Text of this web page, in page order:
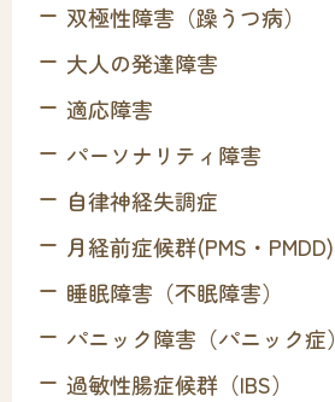
双極性障害（躁うつ病）
大人の発達障害
適応障害
パーソナリティ障害
自律神経失調症
月経前症候群(PMS・PMDD)
睡眠障害（不眠障害）
パニック障害（パニック症）
過敏性腸症候群（IBS）